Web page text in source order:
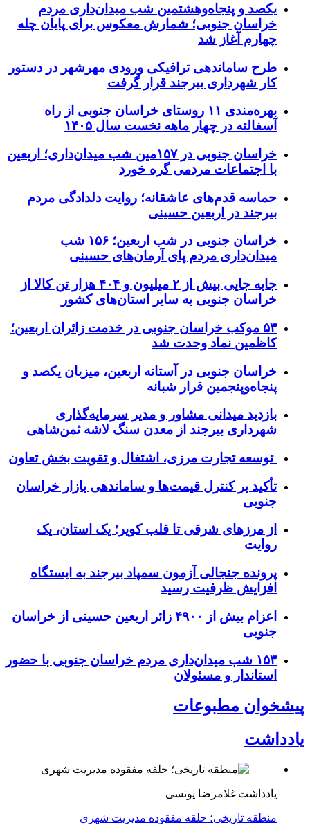
یکصد و پنجاه‌وهشتمین شب میدان‌داری مردم
خراسان جنوبی؛ شمارش معکوس برای پایان چله
چهارم آغاز شد
طرح ساماندهی ترافیکی ورودی مهرشهر در دستور
کار شهرداری بیرجند قرار گرفت
بهره‌مندی ۱۱ روستای خراسان جنوبی از راه
آسفالته در چهار ماهه نخست سال ۱۴۰۵
خراسان جنوبی در ۱۵۷مین شب میدان‌داری؛ اربعین
با اجتماعات مردمی گره خورد
حماسه قدم‌های عاشقانه؛ روایت دلدادگی مردم
بیرجند در اربعین حسینی
خراسان جنوبی در شب اربعین؛ ۱۵۶ شب
میدان‌داری مردم پای آرمان‌های حسینی
جابه جایی بیش از ۲ میلیون و ۴۰۴ هزار تن کالا از
خراسان جنوبی به سایر استان‌های کشور
۵۳ موکب خراسان جنوبی در خدمت زائران اربعین؛
کاظمین نماد وحدت شد
خراسان جنوبی در آستانه اربعین، میزبان یکصد و
پنجاه‌وپنجمین قرار شبانه
بازدید میدانی مشاور و مدیر سرمایه‌گذاری
شهرداری بیرجند از معدن سنگ لاشه ثمن‌شاهی
توسعه تجارت مرزی، اشتغال و تقویت بخش تعاون
تأکید بر کنترل قیمت‌ها و ساماندهی بازار خراسان
جنوبی
از مرزهای شرقی تا قلب کویر؛ یک استان، یک
روایت
پرونده جنجالی آزمون سمپاد بیرجند به ایستگاه
افزایش ظرفیت رسید
اعزام بیش از ۴۹۰۰ زائر اربعین حسینی از خراسان
جنوبی
۱۵۳ شب میدان‌داری مردم خراسان جنوبی با حضور
استاندار و مسئولان
پیشخوان مطبوعات
یادداشت
یادداشت|غلامرضا یونسی
منطقه تاریخی؛ حلقه مفقوده مدیریت شهری